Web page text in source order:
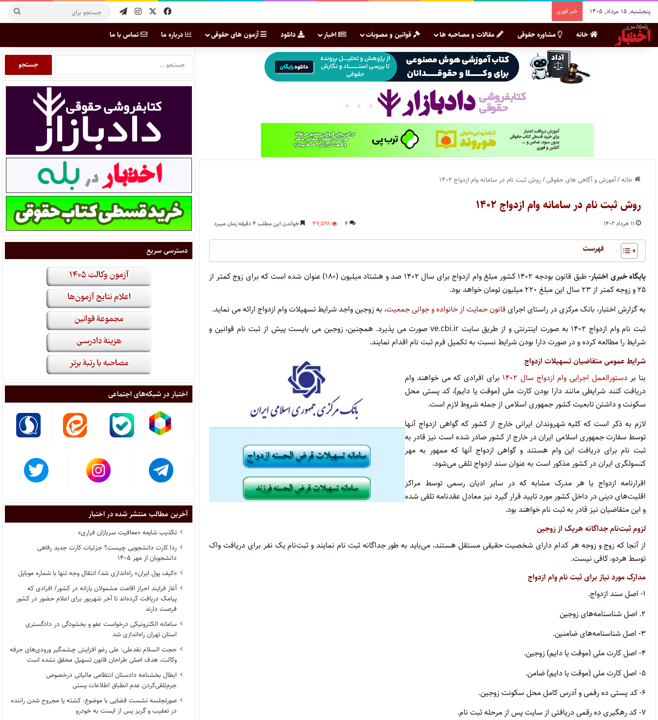
پنجشنبه, ۱۵ مرداد, ۱۴۰۵ خبر فوری
خانه مشاوره حقوقی مقالات و مصاحبه ها قوانین و مصوبات اخبار دانلود آزمون های حقوقی درباره ما تماس با ما
خانه/آموزش و آگاهی های حقوقی/روش ثبت نام در سامانه وام ازدواج ۱۴۰۲
روش ثبت نام در سامانه وام ازدواج ۱۴۰۲
۱۱ خرداد ۱۴۰۲ ۴ ۴۷,۵۲۸ خواندن این مطلب ۴ دقیقه زمان میبرد
فهرست
پایگاه خبری اختبار-
طبق قانون بودجه ۱۴۰۲ کشور مبلغ وام ازدواج برای سال ۱۴۰۲ صد و هشتاد میلیون (۱۸۰) عنوان شده است که برای زوج کمتر از
۲۵ و زوجه کمتر از ۲۳ سال این مبلغ ۲۲۰ میلیون تومان خواهد بود.
به گزارش اختبار، بانک مرکزی در راستای اجرای قانون حمایت از خانواده و جوانی جمعیت، به زوجین واجد شرایط تسهیلات وام ازدواج ارائه می نماید.
ثبت نام وام ازدواج ۱۴۰۲ به صورت اینترنتی و از طریق سایت ve.cbi.ir صورت می پذیرد. همچنین، زوجین می بایست پیش از ثبت نام قوانین و
شرایط را مطالعه کرده و در صورت دارا بودن شرایط نسبت به تکمیل فرم ثبت نام اقدام نمایند.
شرایط عمومی متقاضیان تسهیلات ازدواج
بنا بردستورالعمل اجرایی وام ازدواج سال ۱۴۰۲
برای افرادی که می خواهند وام
دریافت کنند شرایطی مانند دارا بودن کارت ملی (موقت یا دایم)، کد پستی محل
سکونت و داشتن تابعیت کشور جمهوری اسلامی از جمله شروط لازم است.
لازم به ذکر است که کلیه شهروندان ایرانی خارج از کشور که گواهی ازدواج آنـها
توسط سفارت جمهوری اسلامی ایران در خارج از کشور صادر شده است نیز قادر به
ثبت نام برای دریافت این وام هستند و گواهی ازدواج آنها که ممهور به مهر
کنسولگری ایران در کشور مذکور است به عنوان سند ازدواج تلقی می‌شود.
اقرارنامه ازدواج یا هر مدرک مشابه که در سایر ادیان رسمی توسط مراکز
اقلیت‌های دینی در داخل کشور مورد تایید قرار گیرد نیز معادل عقدنامه تلقی شده
و این متقاضیان نیز قادر به ثبت نام خواهند بود.
لزوم ثبت‌نام جداگانه هریک از زوجین
از آنجا که زوج و زوجه هر کدام دارای شخصیت حقیقی مستقل هستند، می‌باید به طور جداگانه ثبت نام نمایند و ثبت‌نام یک نفر برای دریافت واک
توسط هردو، کافی نیست.
مدارک مورد نیاز برای ثبت نام وام ازدواج
۱- اصل سند ازدواج.
۲. اصل شناسنامه‌های زوجین
۳- اصل شناسنامه‌های ضامنین.
۴- اصل کارت ملی (موقت یا دایم) زوجین.
۵- اصل کارت ملی (موقت یا دایم) ضامن.
۶- کد پستی ده رقمی و آدرس کامل محل سکونت زوجین.
۷- کد رهگیری ده رقمی دریافتی از سایت پس از مرحله ثبت نام.
دسترسی سریع
اختبار در شبکه‌های اجتماعی
آخرین مطالب منتشر شده در اختبار
تکذیب شایعه «معافیت سربازان فراری»
ردا کارت دانشجویی چیست؟ جزئیات کارت جدید رفاهی
دانشجویان از مهر ۱۴۰۵
«کیف پول ایران» راه‌اندازی شد/ انتقال وجه تنها با شماره موبایل
آغاز فرایند احراز اقامت مشمولان یارانه در کشور/ افرادی که
پیامک دریافت کرده‌اند تا آخر شهریور برای اعلام حضور در کشور
فرصت دارند
سامانه الکترونیکی درخواست عفو و بخشودگی در دادگستری
استان تهران راه‌اندازی شد
حجت السلام نقدعلی: علی رغم افزایش چشمگیر ورودی‌های حرفه
وکالت، هدف اصلی طراحان قانون تسهیل محقق نشده است
ابطال بخشنامه دادستان انتظامی مالیاتی درخصوص
جرم‌تلقی‌کردن عدم انطباق اطلاعات پستی
صورتجلسه نشست قضایی با موضوع: کشته یا مجروح شدن راننده
در تعقیب و گریز پس از ایست به خودرو